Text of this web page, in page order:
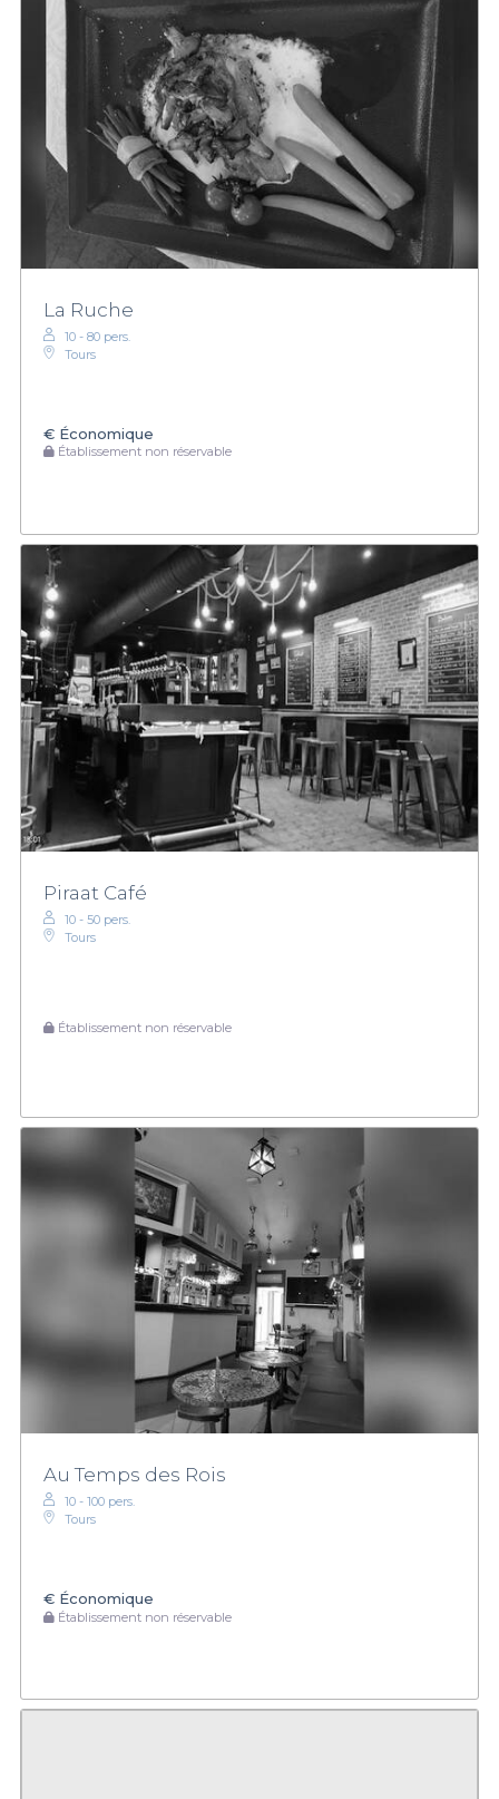
La Ruche
10 - 80 pers.
Tours
€ Économique
Établissement non réservable
Piraat Café
10 - 50 pers.
Tours
Établissement non réservable
Au Temps des Rois
10 - 100 pers.
Tours
€ Économique
Établissement non réservable